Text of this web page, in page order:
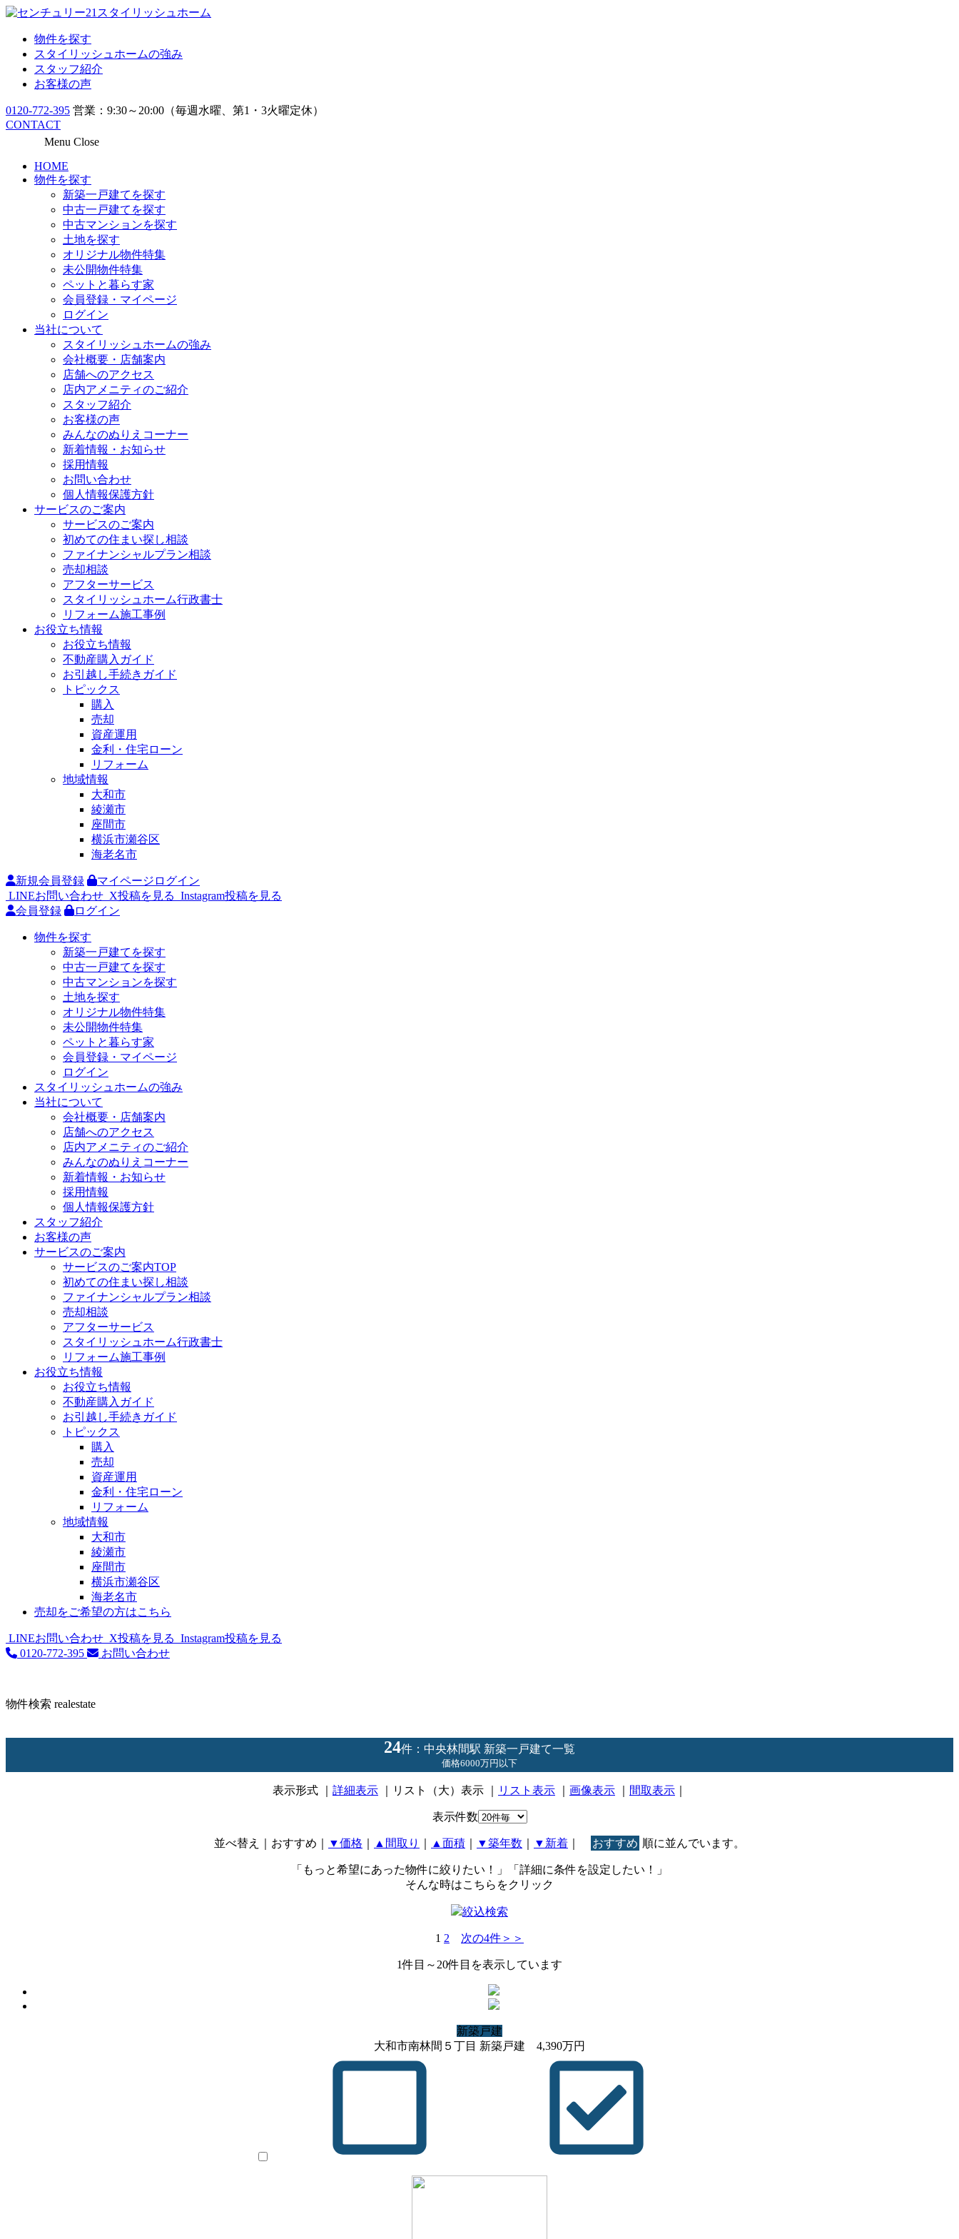
物件を探す
スタイリッシュホームの強み
スタッフ紹介
お客様の声
0120-772-395 営業：9:30～20:00（毎週水曜、第1・3火曜定休）
CONTACT
Menu Close
HOME
物件を探す
新築一戸建てを探す
中古一戸建てを探す
中古マンションを探す
土地を探す
オリジナル物件特集
未公開物件特集
ペットと暮らす家
会員登録・マイページ
ログイン
当社について
スタイリッシュホームの強み
会社概要・店舗案内
店舗へのアクセス
店内アメニティのご紹介
スタッフ紹介
お客様の声
みんなのぬりえコーナー
新着情報・お知らせ
採用情報
お問い合わせ
個人情報保護方針
サービスのご案内
サービスのご案内
初めての住まい探し相談
ファイナンシャルプラン相談
売却相談
アフターサービス
スタイリッシュホーム行政書士
リフォーム施工事例
お役立ち情報
お役立ち情報
不動産購入ガイド
お引越し手続きガイド
トピックス
購入
売却
資産運用
金利・住宅ローン
リフォーム
地域情報
大和市
綾瀬市
座間市
横浜市瀬谷区
海老名市
新規会員登録
マイページログイン
LINEお問い合わせ X投稿を見る Instagram投稿を見る
会員登録
ログイン
物件を探す
新築一戸建てを探す
中古一戸建てを探す
中古マンションを探す
土地を探す
オリジナル物件特集
未公開物件特集
ペットと暮らす家
会員登録・マイページ
ログイン
スタイリッシュホームの強み
当社について
会社概要・店舗案内
店舗へのアクセス
店内アメニティのご紹介
みんなのぬりえコーナー
新着情報・お知らせ
採用情報
個人情報保護方針
スタッフ紹介
お客様の声
サービスのご案内
サービスのご案内TOP
初めての住まい探し相談
ファイナンシャルプラン相談
売却相談
アフターサービス
スタイリッシュホーム行政書士
リフォーム施工事例
お役立ち情報
お役立ち情報
不動産購入ガイド
お引越し手続きガイド
トピックス
購入
売却
資産運用
金利・住宅ローン
リフォーム
地域情報
大和市
綾瀬市
座間市
横浜市瀬谷区
海老名市
売却をご希望の方はこちら
LINEお問い合わせ X投稿を見る Instagram投稿を見る
0120-772-395
お問い合わせ
物件検索 realestate
24件：中央林間駅 新築一戸建て一覧
価格6000万円以下
表示形式 詳細表示 ｜リスト（大）表示 ｜ リスト表示 画像表示 間取表示
表示件数
並べ替え ｜おすすめ ▼価格 ▲間取り ▲面積 ▼築年数 ▼新着 おすすめ 順に並んでいます。
「もっと希望にあった物件に絞りたい！」「詳細に条件を設定したい！」
そんな時はこちらをクリック
絞込検索
1 2 次の4件＞＞
1件目～ 20件目を表示しています
新築戸建
大和市南林間５丁目 新築戸建
4,390万円